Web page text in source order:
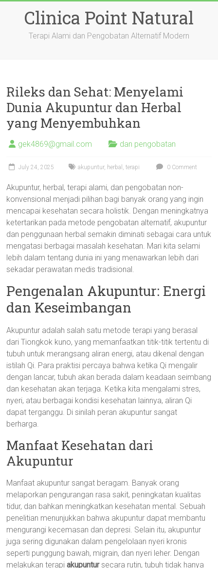
contentClinica Point Natural
Terapi Alami dan Pengobatan Alternatif Modern
Rileks dan Sehat: Menyelami
Dunia Akupuntur dan Herbal
yang Menyembuhkan
gek4869@gmail.com dan pengobatan
July 24, 2025 akupuntur, herbal ,terapi 0 Comment
Akupuntur, herbal, terapi alami, dan pengobatan non-
konvensional menjadi pilihan bagi banyak orang yang ingin
mencapai kesehatan secara holistik. Dengan meningkatnya
ketertarikan pada metode pengobatan alternatif, akupuntur
dan penggunaan herbal semakin diminati sebagai cara untuk
mengatasi berbagai masalah kesehatan. Mari kita selami
lebih dalam tentang dunia ini yang menawarkan lebih dari
sekadar perawatan medis tradisional.
Pengenalan Akupuntur: Energi
dan Keseimbangan
Akupuntur adalah salah satu metode terapi yang berasal
dari Tiongkok kuno, yang memanfaatkan titik-titik tertentu di
tubuh untuk merangsang aliran energi, atau dikenal dengan
istilah Qi. Para praktisi percaya bahwa ketika Qi mengalir
dengan lancar, tubuh akan berada dalam keadaan seimbang
dan kesehatan akan terjaga. Ketika kita mengalami stres,
nyeri, atau berbagai kondisi kesehatan lainnya, aliran Qi
dapat terganggu. Di sinilah peran akupuntur sangat
berharga.
Manfaat Kesehatan dari
Akupuntur
Manfaat akupuntur sangat beragam. Banyak orang
melaporkan pengurangan rasa sakit, peningkatan kualitas
tidur, dan bahkan meningkatkan kesehatan mental. Sebuah
penelitian menunjukkan bahwa akupuntur dapat membantu
mengurangi kecemasan dan depresi. Selain itu, akupuntur
juga sering digunakan dalam pengelolaan nyeri kronis
seperti punggung bawah, migrain, dan nyeri leher. Dengan
melakukan terapiakupuntursecara rutin, tubuh tidak hanya